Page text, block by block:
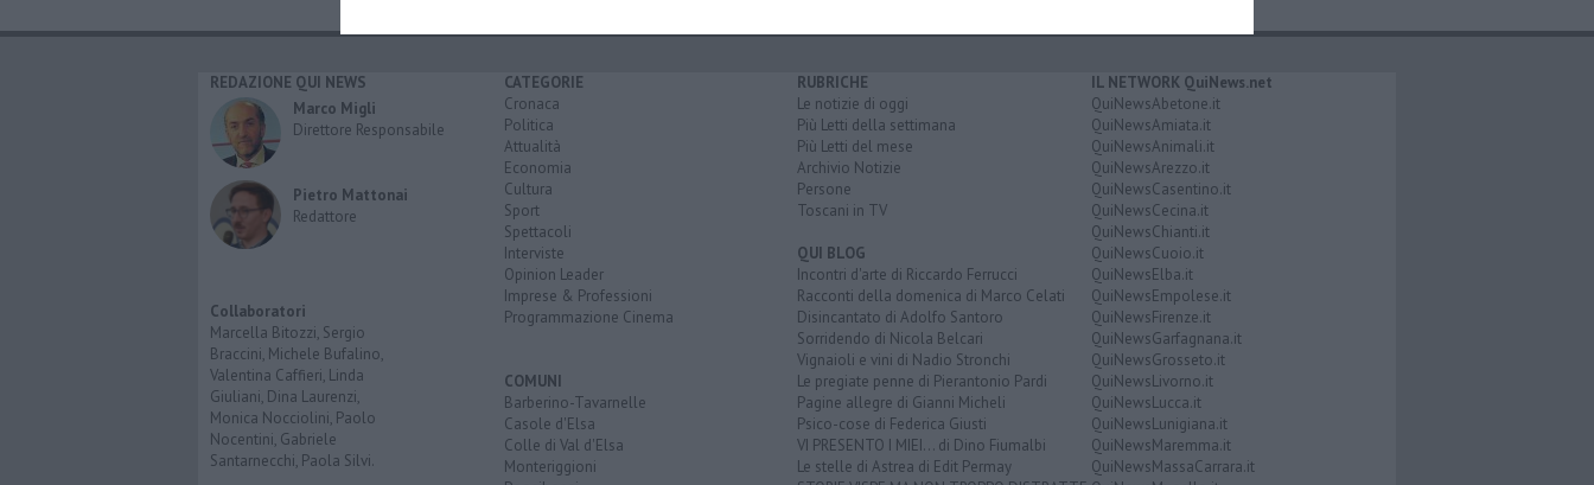
REDAZIONE QUI NEWS
Marco Migli
Direttore Responsabile
Pietro Mattonai
Redattore
Collaboratori
Marcella Bitozzi, Sergio
Braccini, Michele Bufalino,
Valentina Caffieri, Linda
Giuliani, Dina Laurenzi,
Monica Nocciolini, Paolo
Nocentini, Gabriele
Santarnecchi, Paola Silvi.
CATEGORIE
Cronaca
Politica
Attualità
Economia
Cultura
Sport
Spettacoli
Interviste
Opinion Leader
Imprese & Professioni
Programmazione Cinema
COMUNI
Barberino-Tavarnelle
Casole d'Elsa
Colle di Val d'Elsa
Monteriggioni
RUBRICHE
Le notizie di oggi
Più Letti della settimana
Più Letti del mese
Archivio Notizie
Persone
Toscani in TV
QUI BLOG
Incontri d'arte di Riccardo Ferrucci
Racconti della domenica di Marco Celati
Disincantato di Adolfo Santoro
Sorridendo di Nicola Belcari
Vignaioli e vini di Nadio Stronchi
Le pregiate penne di Pierantonio Pardi
Pagine allegre di Gianni Micheli
Psico-cose di Federica Giusti
VI PRESENTO I MIEI... di Dino Fiumalbi
Le stelle di Astrea di Edit Permay
IL NETWORK QuiNews.net
QuiNewsAbetone.it
QuiNewsAmiata.it
QuiNewsAnimali.it
QuiNewsArezzo.it
QuiNewsCasentino.it
QuiNewsCecina.it
QuiNewsChianti.it
QuiNewsCuoio.it
QuiNewsElba.it
QuiNewsEmpolese.it
QuiNewsFirenze.it
QuiNewsGarfagnana.it
QuiNewsGrosseto.it
QuiNewsLivorno.it
QuiNewsLucca.it
QuiNewsLunigiana.it
QuiNewsMaremma.it
QuiNewsMassaCarrara.it